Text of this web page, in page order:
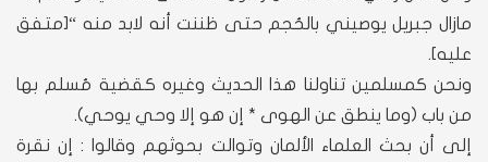
مازال جبريل يوصيني بالحُجم حتى ظننت أنه لابد منه “[متفق
عليه].
ونحن كمسلمين تناولنا هذا الحديث وغيره كقضية مُسلم بها
من باب (وما ينطق عن الهوى * إن هو إلا وحي يوحي).
إلى أن بحث العلماء الألمان وتوالت بحوثهم وقالوا : إن نقرة